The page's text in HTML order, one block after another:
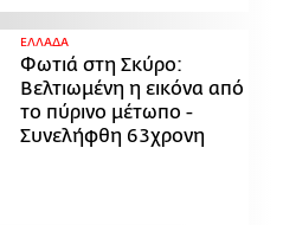
ΕΛΛΑΔΑ
Φωτιά στη Σκύρο:
Βελτιωμένη η εικόνα από
το πύρινο μέτωπο -
Συνελήφθη 63χρονη